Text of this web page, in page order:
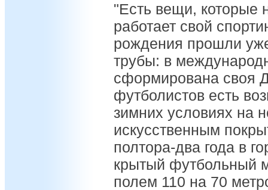
"Есть вещи, которые
работает свой
рождения прошли
трубы: в
сформирована
футболистов есть
зимних условиях на
искусственным
полтора-два года в
крытый футбольный
полем 110 на 70